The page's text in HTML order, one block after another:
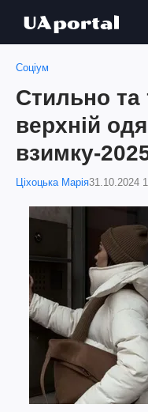
Соціум
Стильно та
верхній
взимку-
Ціхоцька Марія31.10.2024